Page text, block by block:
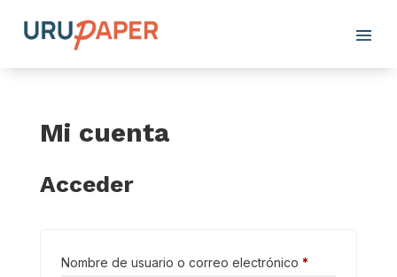
Mi cuenta
Acceder
Nombre de usuario o correo electrónico *Obligatorio